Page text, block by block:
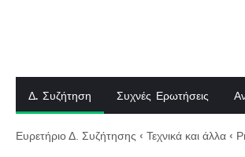
Δ. Συζήτηση Συχνές Ερωτήσεις
Ευρετήριο Δ. Συζήτησης ‹ Τεχνικά και άλλα ‹